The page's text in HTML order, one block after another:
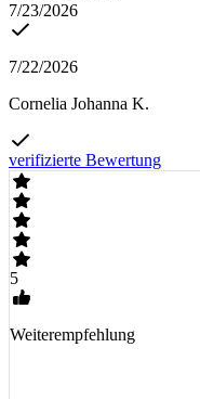
7/23/2026
7/22/2026
Cornelia Johanna K.
verifizierte Bewertung
5
Weiterempfehlung